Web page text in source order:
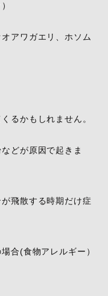
アワガエリ、ホソム
るかもしれません。
どが原因で起きま
飛散する時期だけ症
合(食物アレルギー）